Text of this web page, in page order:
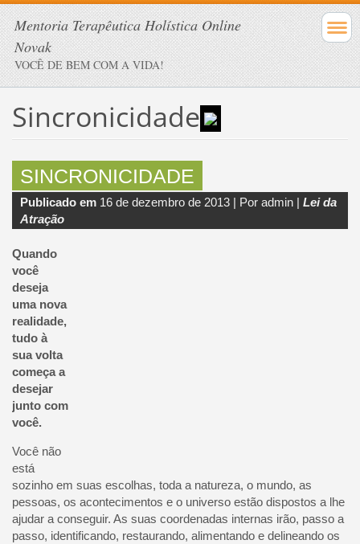
Mentoria Terapêutica Holística Online
Novak
VOCÊ DE BEM COM A VIDA!
Sincronicidade
SINCRONICIDADE
Publicado em 16 de dezembro de 2013 | Por admin | Lei da
Atração
Quando
você
deseja
uma nova
realidade,
tudo à
sua volta
começa a
desejar
junto com
você.
Você não
está
sozinho em suas escolhas, toda a natureza, o mundo, as
pessoas, os acontecimentos e o universo estão dispostos a lhe
ajudar a conseguir. As suas coordenadas internas irão, passo a
passo, identificando, restaurando, alimentando e delineando os